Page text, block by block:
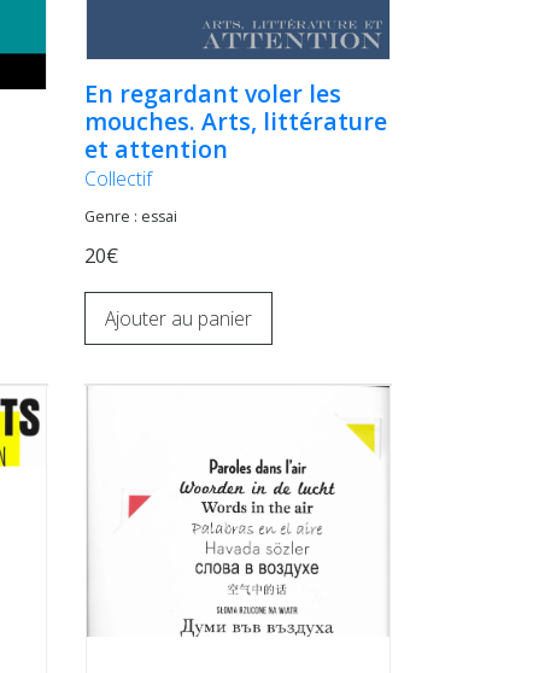
En regardant voler les
mouches. Arts, littérature
et attention
Collectif
Genre : essai
20€
Ajouter au panier